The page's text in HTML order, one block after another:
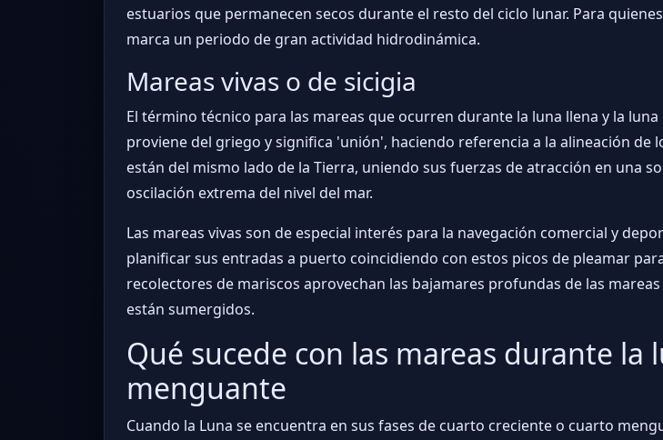
estuarios que permanecen secos durante el resto del ciclo lunar. Para
marca un periodo de gran actividad hidrodinámica.
Mareas vivas o de sicigia
El término técnico para las mareas que ocurren durante la luna llena y la
proviene del griego y significa 'unión', haciendo referencia a la alineación de
están del mismo lado de la Tierra, uniendo sus fuerzas de atracción en una
oscilación extrema del nivel del mar.
Las mareas vivas son de especial interés para la navegación comercial y
planificar sus entradas a puerto coincidiendo con estos picos de pleamar
recolectores de mariscos aprovechan las bajamares profundas de las
están sumergidos.
Qué sucede con las mareas durante la
menguante
Cuando la Luna se encuentra en sus fases de cuarto creciente o cuarto